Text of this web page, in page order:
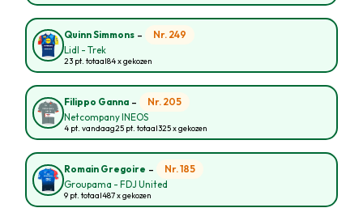
Quinn Simmons - Nr. 249
Lidl - Trek
23 pt. totaal84 x gekozen
Filippo Ganna - Nr. 205
Netcompany INEOS
4 pt. vandaag25 pt. totaal325 x gekozen
Romain Gregoire - Nr. 185
Groupama - FDJ United
9 pt. totaal487 x gekozen